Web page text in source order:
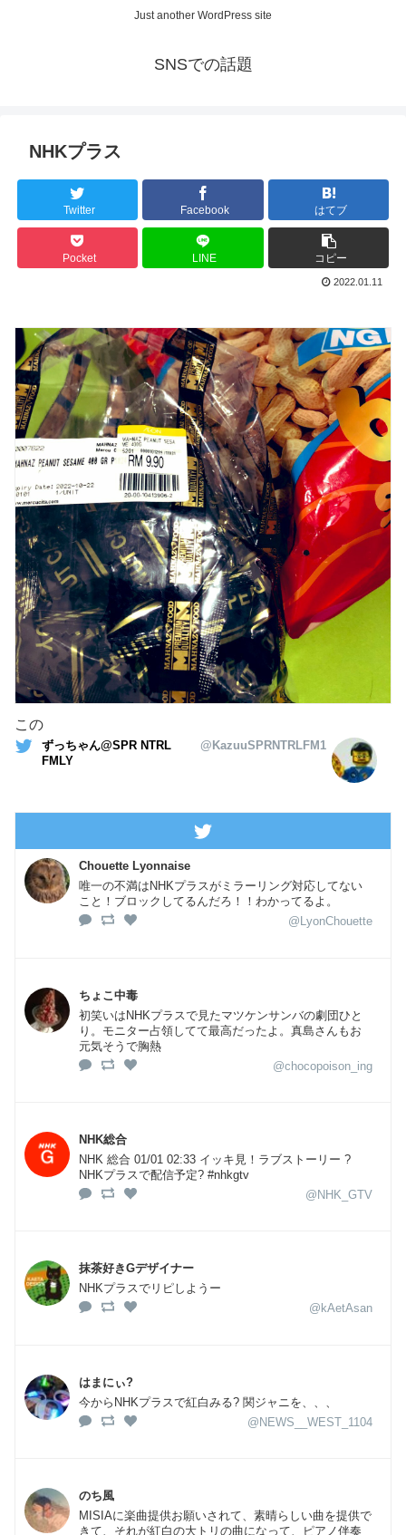
Just another WordPress site
SNSでの話題
NHKプラス
Twitter Facebook はてブ
Pocket LINE コピー
2022.01.11
この
ずっちゃん@SPR NTRL
FMLY
@KazuuSPRNTRLFM1
Chouette Lyonnaise
唯一の不満はNHKプラスがミラーリング対応してない
こと！ブロックしてるんだろ！！わかってるよ。
@LyonChouette
ちょこ中毒
初笑いはNHKプラスで見たマツケンサンバの劇団ひと
り。モニター占領してて最高だったよ。真島さんもお
元気そうで胸熱
@chocopoison_ing
NHK総合
NHK 総合 01/01 02:33 イッキ見！ラブストーリー ?
NHKプラスで配信予定? #nhkgtv
@NHK_GTV
抹茶好きGデザイナー
NHKプラスでリピしようー
@kAetAsan
はまにぃ?
今からNHKプラスで紅白みる? 関ジャニを、、、
@NEWS__WEST_1104
のち風
MISIAに楽曲提供お願いされて、素晴らしい曲を提供で
きて、それが紅白の大トリの曲になって、ピアノ伴奏